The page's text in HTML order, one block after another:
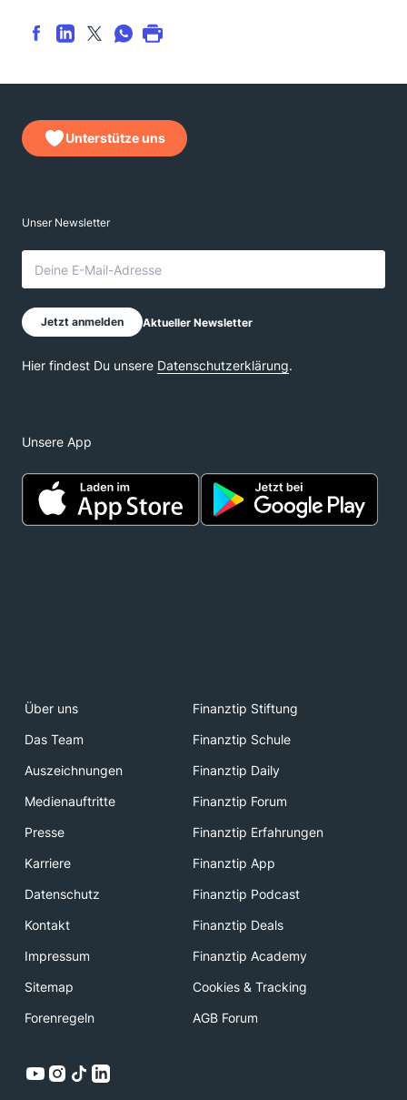
Unterstütze uns
Unsere App
Über uns
Finanztip Stiftung
Das Team
Finanztip Schule
Auszeichnungen
Finanztip Daily
Medienauftritte
Finanztip Forum
Presse
Finanztip Erfahrungen
Karriere
Finanztip App
Datenschutz
Finanztip Podcast
Kontakt
Finanztip Deals
Impressum
Finanztip Academy
Sitemap
Cookies & Tracking
Forenregeln
AGB Forum